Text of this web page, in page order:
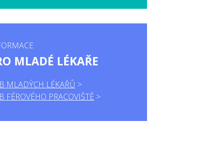
MLADÉ LÉKAŘE
MLADÝCH LÉKAŘŮ
FÉROVÉHO PRACOVIŠTĚ